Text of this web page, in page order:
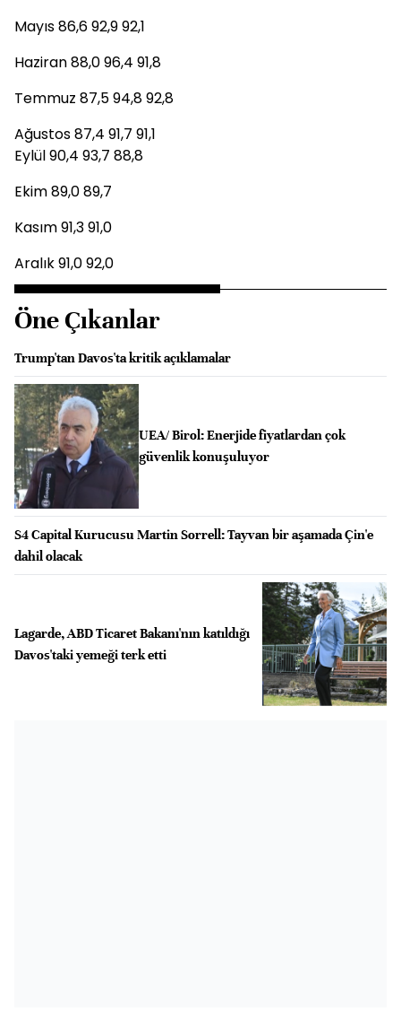
Mayıs 86,6 92,9 92,1
Haziran 88,0 96,4 91,8
Temmuz 87,5 94,8 92,8
Ağustos 87,4 91,7 91,1
Eylül 90,4 93,7 88,8
Ekim 89,0 89,7
Kasım 91,3 91,0
Aralık 91,0 92,0
Öne Çıkanlar
Trump'tan Davos'ta kritik açıklamalar
UEA/ Birol: Enerjide fiyatlardan çok
güvenlik konuşuluyor
S4 Capital Kurucusu Martin Sorrell: Tayvan bir aşamada Çin'e
dahil olacak
Lagarde, ABD Ticaret Bakanı'nın katıldığı
Davos'taki yemeği terk etti